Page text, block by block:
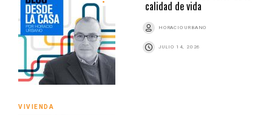
calidad de vida
HORACIO URBANO
JULIO 14, 2026
VIVIENDA